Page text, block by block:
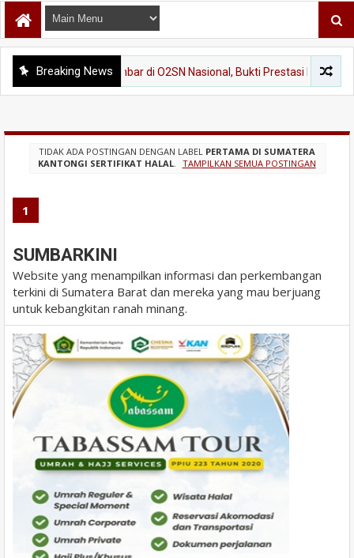
Breaking News
Harumkan Sumbar di O2SN Nasional, Bukti Prestasi Lahir dari
TIDAK ADA POSTINGAN DENGAN LABEL PERTAMA DI SUMATERA
KANTONGI SERTIFIKAT HALAL. TAMPILKAN SEMUA POSTINGAN
1
SUMBARKINI
Website yang menampilkan informasi dan perkembangan
terkini di Sumatera Barat dan mereka yang mau berjuang
untuk kebangkitan ranah minang.